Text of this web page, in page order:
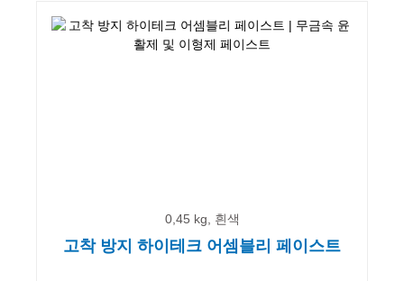
0,45 kg, 흰색
고착 방지 하이테크 어셈블리 페이스트